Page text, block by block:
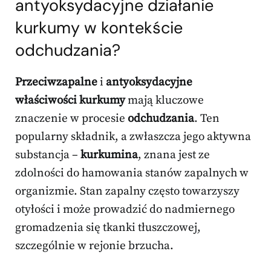
antyoksydacyjne działanie
kurkumy w kontekście
odchudzania?
Przeciwzapalnei antyoksydacyjne
właściwości kurkumymają kluczowe
znaczenie w procesie odchudzania. Ten
popularny składnik, a zwłaszcza jego aktywna
substancja – kurkumina, znana jest ze
zdolności do hamowania stanów zapalnych w
organizmie. Stan zapalny często towarzyszy
otyłości i może prowadzić do nadmiernego
gromadzenia się tkanki tłuszczowej,
szczególnie w rejonie brzucha.